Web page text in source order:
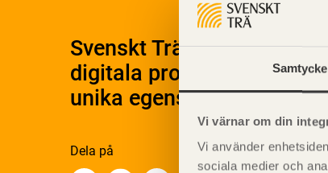
Samtycke
Vi värnar om din
Vi använder
sociala medier och
Svenskt Träs
digitala produktkatalog
unika egenskaper.
Dela på